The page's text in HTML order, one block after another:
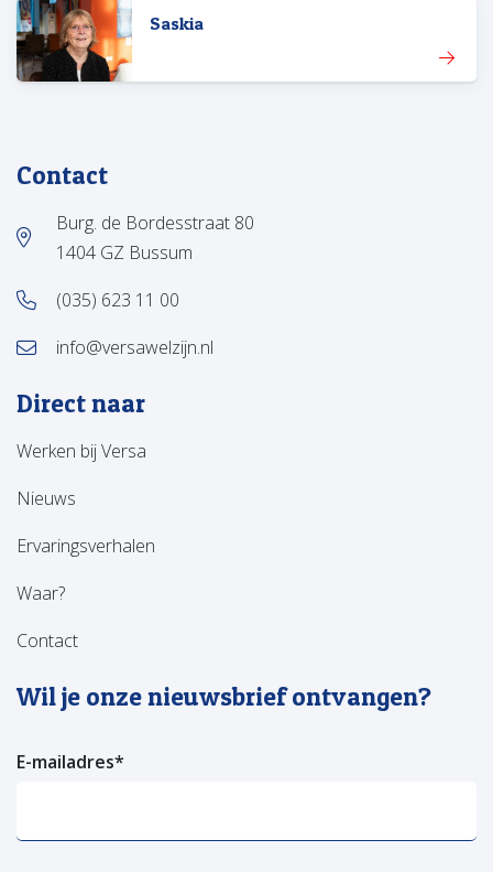
Saskia
Contact
Burg. de Bordesstraat 80
1404 GZ Bussum
(035) 623 11 00
info@versawelzijn.nl
Direct naar
Werken bij Versa
Nieuws
Ervaringsverhalen
Waar?
Contact
Wil je onze nieuwsbrief ontvangen?
E-mailadres*